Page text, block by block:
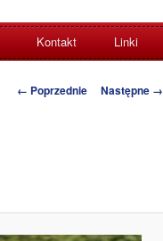
Kontakt Linki
Nawigacja po obrazkach
← Poprzednie Następne →